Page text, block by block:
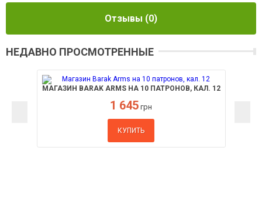
Отзывы (0)
НЕДАВНО ПРОСМОТРЕННЫЕ
МАГАЗИН BARAK ARMS НА 10 ПАТРОНОВ, КАЛ. 12
1 645 грн
КУПИТЬ